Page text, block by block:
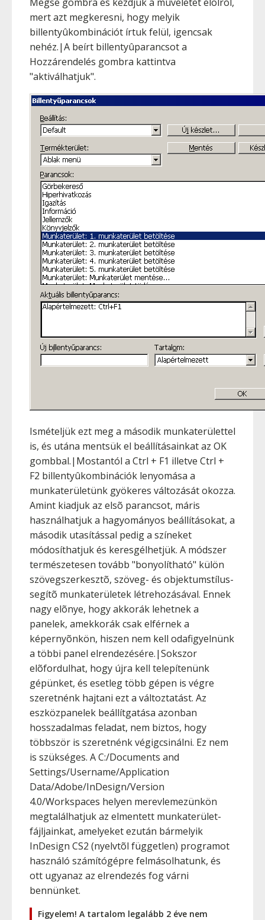
mert azt megkeresni, hogy melyik
billentyûkombinációt írtuk felül, igencsak
nehéz.|A beírt billentyûparancsot a
Hozzárendelés gombra kattintva
"aktiválhatjuk".
Ismételjük ezt meg a második munkaterülettel
is, és utána mentsük el beállításainkat az OK
gombbal.|Mostantól a Ctrl + F1 illetve Ctrl +
F2 billentyûkombinációk lenyomása a
munkaterületünk gyökeres változását okozza.
Amint kiadjuk az elsõ parancsot, máris
használhatjuk a hagyományos beállításokat, a
második utasítással pedig a színeket
módosíthatjuk és keresgélhetjük. A módszer
természetesen tovább "bonyolítható" külön
szövegszerkesztõ, szöveg- és objektumstílus-
segítõ munkaterületek létrehozásával. Ennek
nagy elõnye, hogy akkorák lehetnek a
panelek, amekkorák csak elférnek a
képernyõnkön, hiszen nem kell odafigyelnünk
a többi panel elrendezésére.|Sokszor
elõfordulhat, hogy újra kell telepítenünk
gépünket, és esetleg több gépen is végre
szeretnénk hajtani ezt a változtatást. Az
eszközpanelek beállítgatása azonban
hosszadalmas feladat, nem biztos, hogy
többször is szeretnénk végigcsinálni. Ez nem
is szükséges. A C:/Documents and
Settings/Username/Application
Data/Adobe/InDesign/Version
4.0/Workspaces helyen merevlemezünkön
megtalálhatjuk az elmentett munkaterület-
fájljainkat, amelyeket ezután bármelyik
InDesign CS2 (nyelvtõl független) programot
használó számítógépre felmásolhatunk, és
ott ugyanaz az elrendezés fog várni
bennünket.
Figyelem! A tartalom legalább 2 éve nem